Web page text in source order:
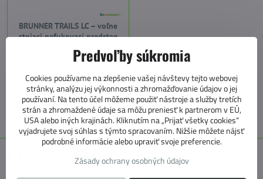
BRUNNER TRAILS LC – voľne
stojaci nafukovací predstan
+421 905 531 966
info@4caravan.sk
E SHOP KATEGÓRIE
Predvoľby súkromia
Cookies používame na zlepšenie vašej návštevy tejto webovej
stránky, analýzu jej výkonnosti a zhromažďovanie údajov o jej
používaní. Na tento účel môžeme použiť nástroje a služby tretích
strán a zhromaždené údaje sa môžu preniesť k partnerom v EÚ,
USA alebo iných krajinách. Kliknutím na „Prijať všetky cookies“
vyjadrujete svoj súhlas s týmto spracovaním. Nižšie môžete nájsť
podrobné informácie alebo upraviť svoje preferencie.
Zásady ochrany osobných údajov